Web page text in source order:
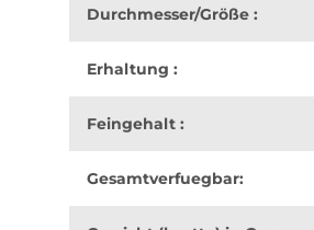
Durchmesser/Größe :
Erhaltung :
Feingehalt :
Gesamtverfuegbar: